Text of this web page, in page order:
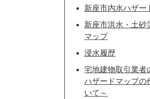
新座市内水ハザー
新座市洪水・土砂
マップ
浸水履歴
宅地建物取引業者
ハザードマップの
いて～